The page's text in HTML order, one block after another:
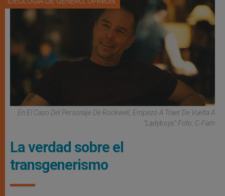
En El Caso Del Personaje De Rockwell, Empezó A Traer De Vuelta A
"ladyboys" Foto: C-Fam
La verdad sobre el
transgenerismo